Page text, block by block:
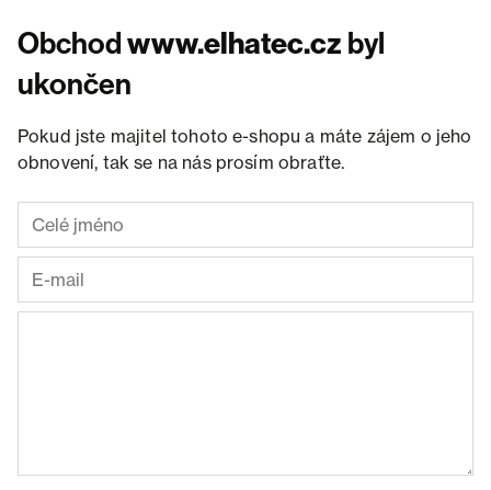
Obchodwww.elhatec.cz byl
ukončen
Pokud jste majitel tohoto e-shopu a máte zájem o jeho
obnovení, tak se na nás prosím obraťte.